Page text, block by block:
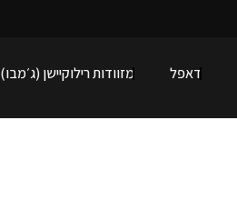
דאפל מזוודות רילוקיישן (ג׳מבו)